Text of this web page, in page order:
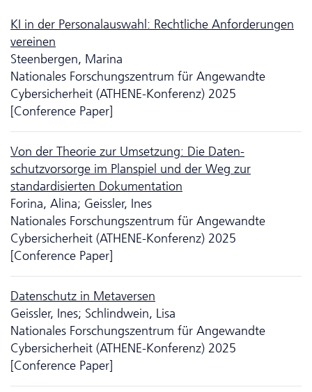
KI in der Personalauswahl: Rechtliche Anforderungen
vereinen
Steenbergen, Marina
Nationales Forschungszentrum für Angewandte
Cybersicherheit (ATHENE-Konferenz) 2025
[Conference Paper]
Von der Theorie zur Umsetzung: Die Da­ten­
schutzvorsorge im Planspiel und der Weg zur
standardisierten Dokumentation
Forina, Alina; Geissler, Ines
Nationales Forschungszentrum für Angewandte
Cybersicherheit (ATHENE-Konferenz) 2025
[Conference Paper]
Da­ten­schutz in Metaversen
Geissler, Ines; Schlindwein, Lisa
Nationales Forschungszentrum für Angewandte
Cybersicherheit (ATHENE-Konferenz) 2025
[Conference Paper]